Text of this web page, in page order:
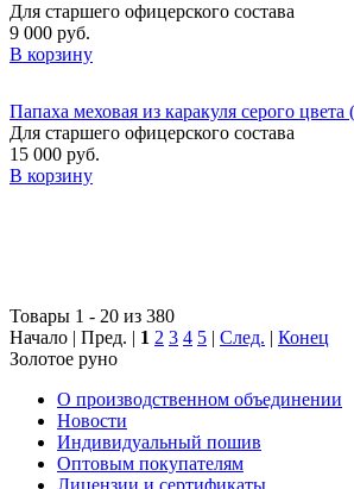
Для старшего офицерского состава
9 000 руб.
В корзину
Папаха меховая из каракуля серого
Для старшего офицерского состава
15 000 руб.
В корзину
Товары 1 - 20 из 380
Начало | Пред. | 1 2 3 4 5 | След. | Конец
Золотое руно
О производственном объединении
Новости
Индивидуальный пошив
Оптовым покупателям
Лицензии и сертификаты